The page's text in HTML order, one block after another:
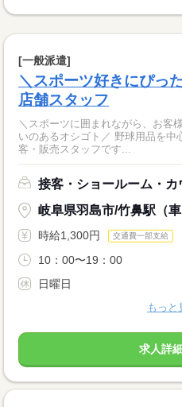
[一般派遣]
＼スポーツ好きにぴっ
店舗スタッフ
＼スポーツに囲まれながら、お客
いのあるオシゴト／ 野球用品を中
客・販売スタッフです...
接客・ショールーム・カ
岐阜県羽島市/竹鼻駅（車
時給1,300円 交通費一部支給
10：00〜19：00
日曜日
もっと
求人詳